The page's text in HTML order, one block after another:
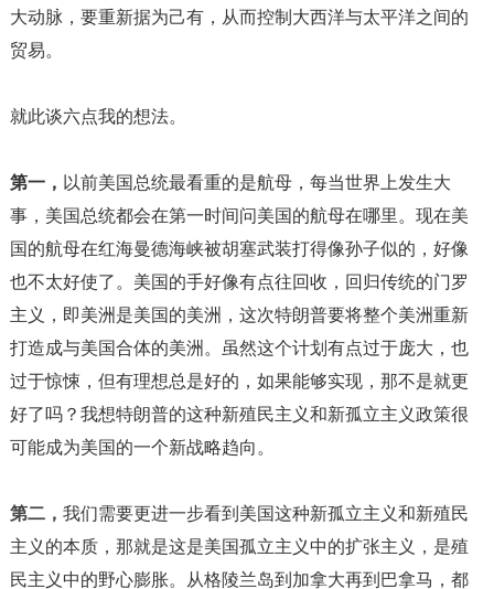
大动脉，要重新据为己有，从而控制大西洋与太平洋之间的
贸易。
就此谈六点我的想法。
第一， 以前美国总统最看重的是航母，每当世界上发生大
事，美国总统都会在第一时间问美国的航母在哪里。现在美
国的航母在红海曼德海峡被胡塞武装打得像孙子似的，好像
也不太好使了。美国的手好像有点往回收，回归传统的门罗
主义，即美洲是美国的美洲，这次特朗普要将整个美洲重新
打造成与美国合体的美洲。虽然这个计划有点过于庞大，也
过于惊悚，但有理想总是好的，如果能够实现，那不是就更
好了吗？我想特朗普的这种新殖民主义和新孤立主义政策很
可能成为美国的一个新战略趋向。
第二， 我们需要更进一步看到美国这种新孤立主义和新殖民
主义的本质，那就是这是美国孤立主义中的扩张主义，是殖
民主义中的野心膨胀。从格陵兰岛到加拿大再到巴拿马，都